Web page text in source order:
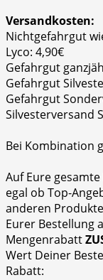
Versandkosten:
Nichtgefahrgut
Lyco: 4,90€
Gefahrgut
Gefahrgut
Gefahrgut
Silvesterversand
Bei Kombination
Auf Eure
egal ob Top-
anderen
Eurer Bestellung
Mengenrabatt
Wert Deiner
Rabatt: